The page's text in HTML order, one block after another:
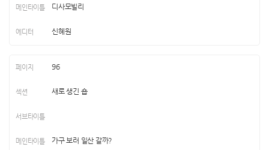
디사모빌리
신혜원
96
새로 생긴 숍
가구 보러 일산 갈까?